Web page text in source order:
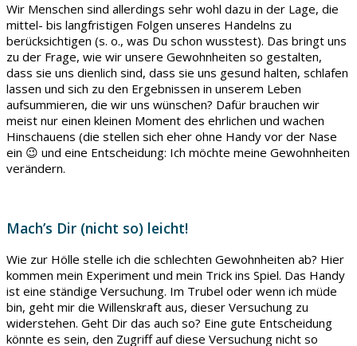
Wir Menschen sind allerdings sehr wohl dazu in der Lage, die
mittel- bis langfristigen Folgen unseres Handelns zu
berücksichtigen (s. o., was Du schon wusstest). Das bringt uns
zu der Frage, wie wir unsere Gewohnheiten so gestalten,
dass sie uns dienlich sind, dass sie uns gesund halten, schlafen
lassen und sich zu den Ergebnissen in unserem Leben
aufsummieren, die wir uns wünschen? Dafür brauchen wir
meist nur einen kleinen Moment des ehrlichen und wachen
Hinschauens (die stellen sich eher ohne Handy vor der Nase
ein 😉 und eine Entscheidung: Ich möchte meine Gewohnheiten
verändern.
Mach’s Dir (nicht so) leicht!
Wie zur Hölle stelle ich die schlechten Gewohnheiten ab? Hier
kommen mein Experiment und mein Trick ins Spiel. Das Handy
ist eine ständige Versuchung. Im Trubel oder wenn ich müde
bin, geht mir die Willenskraft aus, dieser Versuchung zu
widerstehen. Geht Dir das auch so? Eine gute Entscheidung
könnte es sein, den Zugriff auf diese Versuchung nicht so